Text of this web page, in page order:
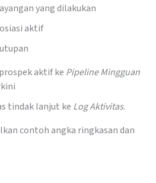
yang dilakukan
aktif
aktif ke Pipeline Mingguan
tindak lanjut ke Log Aktivitas.
contoh angka ringkasan dan